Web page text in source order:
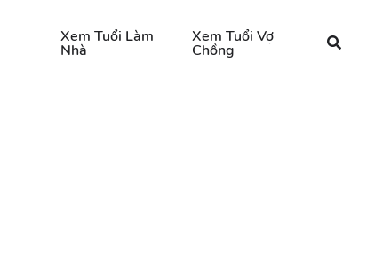
Xem Tuổi Làm
Nhà
Xem Tuổi Vợ
Chồng